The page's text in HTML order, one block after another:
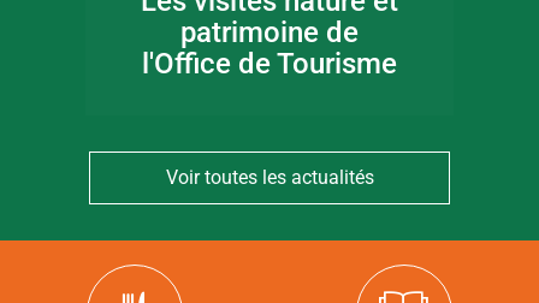
patrimoine de
l'Office de Tourisme
Voir toutes les actualités